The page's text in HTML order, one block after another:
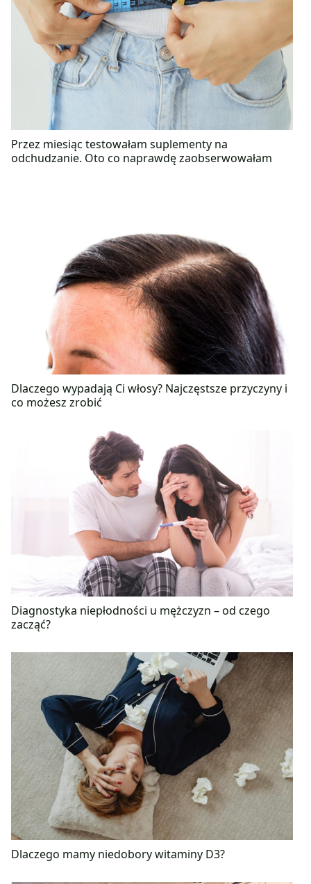
Przez miesiąc testowałam suplementy na
odchudzanie. Oto co naprawdę zaobserwowałam
Dlaczego wypadają Ci włosy? Najczęstsze przyczyny i
co możesz zrobić
Diagnostyka niepłodności u mężczyzn – od czego
zacząć?
Dlaczego mamy niedobory witaminy D3?